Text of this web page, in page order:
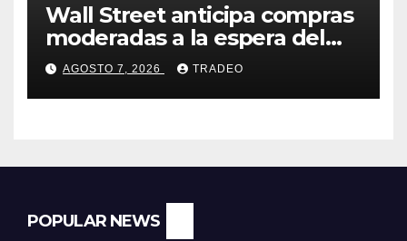
Wall Street anticipa compras
moderadas a la espera del
informe de empleo de EEUU
AGOSTO 7, 2026 TRADEO
POPULAR NEWS